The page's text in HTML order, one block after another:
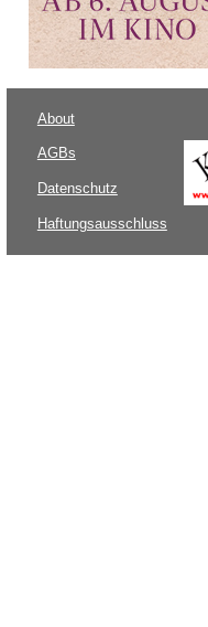
About
AGBs
Datenschutz
Haftungsausschluss